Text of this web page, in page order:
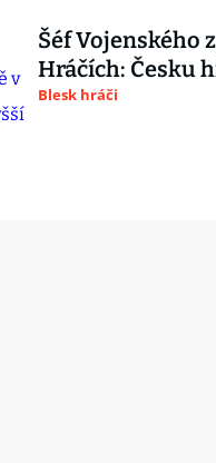
Šéf Vojenského
Hráčích: Česku
Blesk hráči